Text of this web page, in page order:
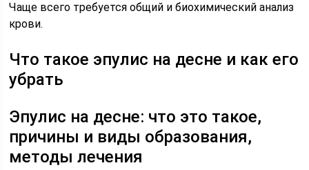
Чаще всего требуется общий и биохимический анализ
крови.
Что такое эпулис на десне и как его
убрать
Эпулис на десне: что это такое,
причины и виды образования,
методы лечения